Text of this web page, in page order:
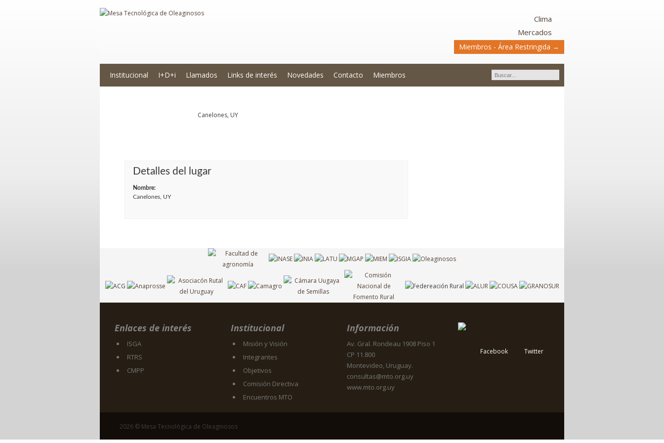
Clima
Mercados
Miembros - Área Restringida →
Institucional I+D+i Llamados Links de interés Novedades Contacto Miembros
Canelones, UY
Detalles del lugar
Nombre:
Canelones, UY
Enlaces de interés
ISGA
RTRS
CMPP
Institucional
Misión y Visión
Integrantes
Objetivos
Comisión Directiva
Encuentros MTO
Información
Av. Gral. Rondeau 1908 Piso 1
CP 11.800
Montevideo, Uruguay.
consultas@mto.org.uy
www.mto.org.uy
Facebook Twitter
2026 © Mesa Tecnológica de Oleaginosos